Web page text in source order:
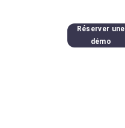
Réserver une
démo